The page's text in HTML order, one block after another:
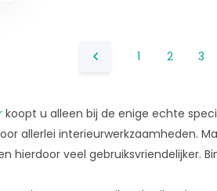
1 2 3
koopt u alleen bij de enige echte
allerlei interieurwerkzaamheden.
hierdoor veel gebruiksvriendelijker.